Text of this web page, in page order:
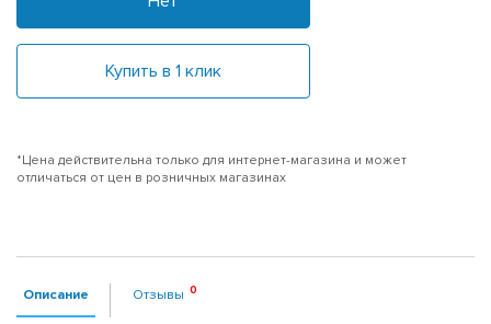
Купить в 1 клик
*Цена действительна только для интернет-магазина и может
отличаться от цен в розничных магазинах
Описание Отзывы